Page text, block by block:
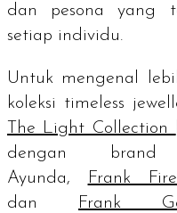
dan pesona yang
setiap individu.
Untuk mengenal
koleksi timeless
The Light Collection
dengan
brand
Ayunda,
Frank
dan
Frank